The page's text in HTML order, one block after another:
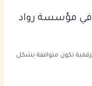
تصميم مواقع Responsive في مؤسسة رواد
تكون متوافقة بشكل